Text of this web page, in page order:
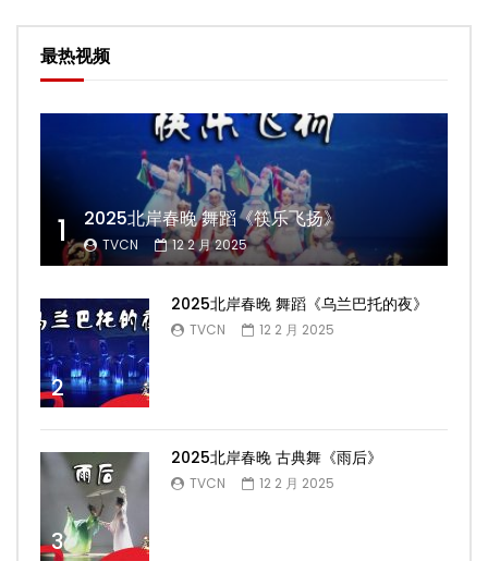
最热视频
1 2025北岸春晚 舞蹈《筷乐飞扬》
TVCN 12 2 月 2025
2
2025北岸春晚 舞蹈《乌兰巴托的夜》
TVCN 12 2 月 2025
3
2025北岸春晚 古典舞《雨后》
TVCN 12 2 月 2025